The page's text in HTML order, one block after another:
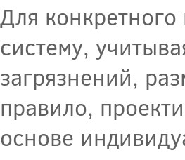
Для
систему,
загрязнений,
правило,
основе